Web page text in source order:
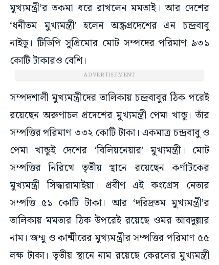
মুখ্যমন্ত্রী’র তকমা ধরে রাখলেন মমতাই। আর দেশের
‘ধনীতম মুখ্যমন্ত্রী’ হলেন অন্ধ্রপ্রদেশের এন চন্দ্রবাবু
নাইডু। টিডিপি সুপ্রিমোর মোট সম্পদের পরিমাণ ৯৩১
কোটি টাকারও বেশি।
ADVERTISEMENT
সম্পদশালী মুখ্যমন্ত্রীদের তালিকায় চন্দ্রবাবুর ঠিক পরেই
রয়েছেন অরুণাচল প্রদেশের মুখ্যমন্ত্রী পেমা খান্ডু। তাঁর
সম্পত্তির পরিমাণ ৩৩২ কোটি টাকা। একমাত্র চন্দ্রবাবু ও
পেমা খান্ডুই দেশের ‘বিলিয়নেয়ার’ মুখ্যমন্ত্রী। মোট
সম্পত্তির নিরিখে তৃতীয় স্থানে রয়েছেন কর্ণাটকের
মুখ্যমন্ত্রী সিদ্ধারামাইয়া। প্রবীণ এই কংগ্রেস নেতার
সম্পত্তি ৫১ কোটি টাকা। আর ‘দরিদ্রতম মুখ্যমন্ত্রী’র
তালিকায় মমতার ঠিক উপরেই রয়েছে ওমর আবদুল্লার
নাম। জম্মু ও কাশ্মীরের মুখ্যমন্ত্রীর সম্পত্তির পরিমাণ ৫৫
লক্ষ টাকা। তৃতীয় স্থানে নাম রয়েছে কেরলের মুখ্যমন্ত্রী